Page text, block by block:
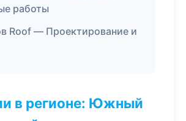
работы
Roof — Проектирование и
в регионе: Южный